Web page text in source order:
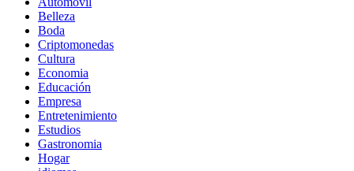
Belleza
Boda
Criptomonedas
Cultura
Economia
Educación
Empresa
Entretenimiento
Estudios
Gastronomia
Hogar